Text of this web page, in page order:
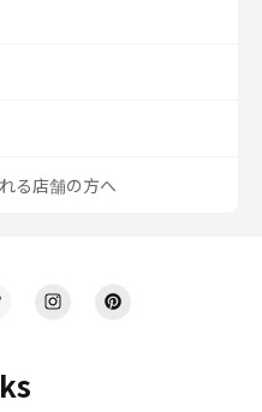
る店舗の方へ